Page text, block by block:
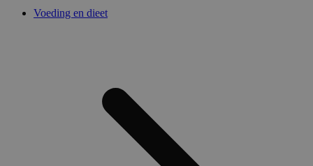
Voeding en dieet